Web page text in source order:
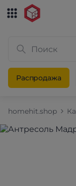
Распродажа
homehit.shop